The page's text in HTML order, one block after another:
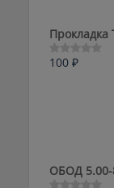
5
Прокладка
Оценка
100 ₽
ОБОД 5.00-